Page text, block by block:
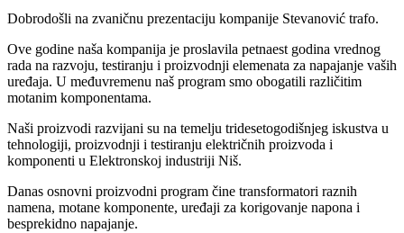
Dobrodošli na zvaničnu prezentaciju kompanije Stevanović trafo.
Ove godine naša kompanija je proslavila petnaest godina vrednog
rada na razvoju, testiranju i proizvodnji elemenata za napajanje vaših
uređaja. U međuvremenu naš program smo obogatili različitim
motanim komponentama.
Naši proizvodi razvijani su na temelju tridesetogodišnjeg iskustva u
tehnologiji, proizvodnji i testiranju električnih proizvoda i
komponenti u Elektronskoj industriji Niš.
Danas osnovni proizvodni program čine transformatori raznih
namena, motane komponente, uređaji za korigovanje napona i
besprekidno napajanje.